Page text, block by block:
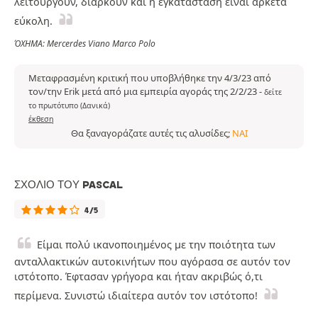
εύκολη.
ΌΧΗΜΑ: Mercerdes Viano Marco Polo
Μεταφρασμένη κριτική που υποβλήθηκε την 4/3/23 από
τον/την Erik μετά από μια εμπειρία αγοράς της 2/2/23- δείτε
το πρωτότυπο (Δανικά)
έκθεση
Θα ξαναγοράζατε αυτές τις αλυσίδες; ΝΑΙ
ΣΧΌΛΙΟ ΤΟΥ PASCAL
4/5
Είμαι πολύ ικανοποιημένος με την ποιότητα των
ανταλλακτικών αυτοκινήτων που αγόρασα σε αυτόν τον
ιστότοπο. Έφτασαν γρήγορα και ήταν ακριβώς ό,τι
περίμενα. Συνιστώ ιδιαίτερα αυτόν τον ιστότοπο!